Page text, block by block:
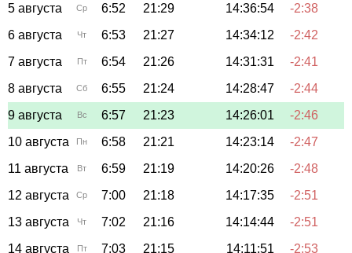
5 августа
Ср 6:52 21:29 14:36:54
-2:38
6 августа
Чт 6:53 21:27 14:34:12
-2:42
7 августа
Пт 6:54 21:26 14:31:31
-2:41
8 августа
Сб 6:55 21:24 14:28:47
-2:44
9 августа
Вс 6:57 21:23 14:26:01
-2:46
10 августа
Пн 6:58 21:21 14:23:14
-2:47
11 августа
Вт 6:59 21:19 14:20:26
-2:48
12 августа
Ср 7:00 21:18 14:17:35
-2:51
13 августа
Чт 7:02 21:16 14:14:44
-2:51
14 августа
Пт 7:03 21:15 14:11:51
-2:53